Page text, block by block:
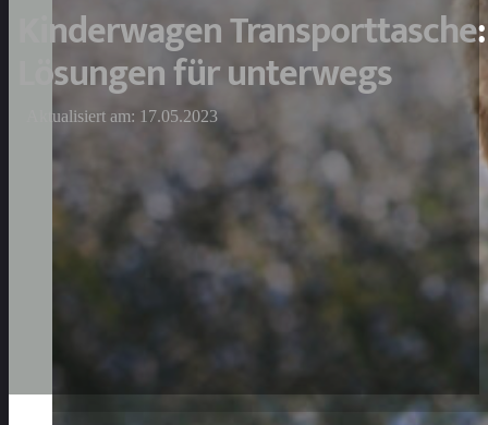
Kinderwagen
Lösungen für unterwegs
Aktualisiert am: 17.05.2023